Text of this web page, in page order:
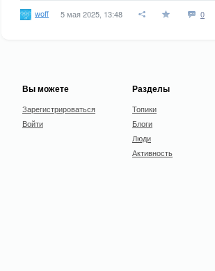
woff 5 мая 2025, 13:48 0
Вы можете
Зарегистрироваться
Войти
Разделы
Топики
Блоги
Люди
Активность